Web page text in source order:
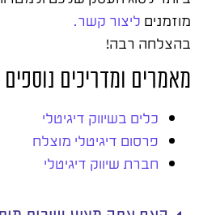
מוזמנים ליצור קשר.
בהצלחה רבה!
מאמרים ומדריכים
כלים בשיווק דיגיטלי
פרסום דיגיטלי מוצלח
חברת שיווק דיגיטלי